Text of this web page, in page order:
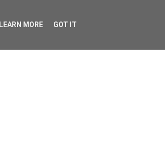
LEARN MORE GOT IT